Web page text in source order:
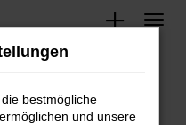
bestmögliche
und unsere